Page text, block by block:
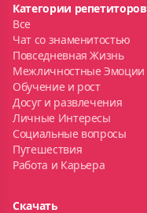
Категории репетиторов
Все
Чат со знаменитостью
Повседневная Жизнь
Межличностные Эмоции
Обучение и рост
Досуг и развлечения
Личные Интересы
Социальные вопросы
Путешествия
Работа и Карьера
Скачать